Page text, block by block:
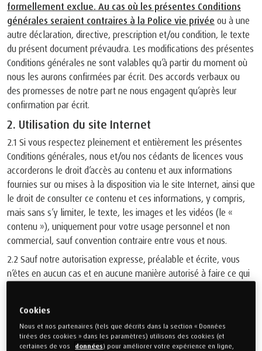
formellement exclue. Au cas où les présentes Conditions
générales seraient contraires à la Police vie privée ou à une
autre déclaration, directive, prescription et/ou condition, le texte
du présent document prévaudra. Les modifications des présentes
Conditions générales ne sont valables qu’à partir du moment où
nous les aurons confirmées par écrit. Des accords verbaux ou
des promesses de notre part ne nous engagent qu’après leur
confirmation par écrit.
2. Utilisation du site Internet
2.1 Si vous respectez pleinement et entièrement les présentes
Conditions générales, nous et/ou nos cédants de licences vous
accorderons le droit d’accès au contenu et aux informations
fournies sur ou mises à la disposition via le site Internet, ainsi que
le droit de consulter ce contenu et ces informations, y compris,
mais sans s’y limiter, le texte, les images et les vidéos (le «
contenu »), uniquement pour votre usage personnel et non
commercial, sauf convention contraire entre vous et nous.
2.2 Sauf notre autorisation expresse, préalable et écrite, vous
n’êtes en aucun cas et en aucune manière autorisé à faire ce qui
divulguer, mettre à disposition, modifier, traiter, influencer, imiter
et falsifier le contenu ou faire autre chose avec le contenu non
formellement autorisée par les présentes Conditions générales.
Cookies
Nous et nos partenaires (tels que décrits dans la section « Données
tirées des cookies » dans les paramètres) utilisons des cookies (et
certaines de vos
données) pour améliorer votre expérience en ligne,